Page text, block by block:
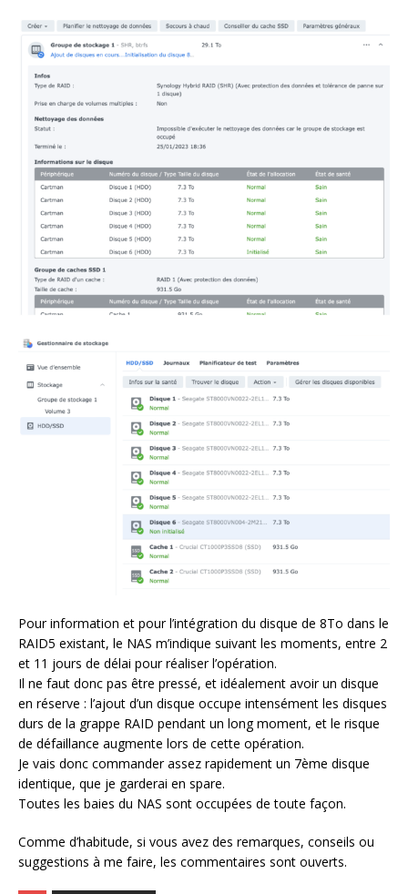
Pour information et pour l’intégration du disque de 8To dans le
RAID5 existant, le NAS m’indique suivant les moments, entre 2
et 11 jours de délai pour réaliser l’opération.
Il ne faut donc pas être pressé, et idéalement avoir un disque
en réserve : l’ajout d’un disque occupe intensément les disques
durs de la grappe RAID pendant un long moment, et le risque
de défaillance augmente lors de cette opération.
Je vais donc commander assez rapidement un 7ème disque
identique, que je garderai en spare.
Toutes les baies du NAS sont occupées de toute façon.
Comme d’habitude, si vous avez des remarques, conseils ou
suggestions à me faire, les commentaires sont ouverts.